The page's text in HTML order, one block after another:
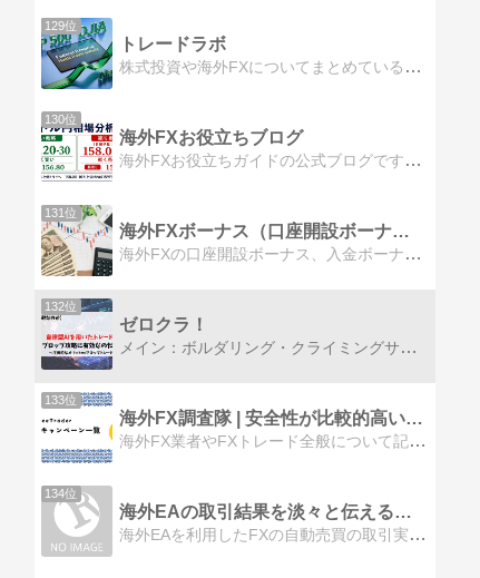
129位
トレードラボ
株式投資や海外FXについてまとめているブログです。投資やトレードの初心者から上級者の方まで、役に立つ情報を発信しています。本メディアでは、投資やトレードの始め方から具体的な銘柄選定〜トレード手法まで、詳しく解説しています。
130位
海外FXお役立ちブログ
海外FXお役立ちガイドの公式ブログです。海外FXお役立ちガイドのキャンペーンやFX会社に関する情報、マーケット情報など有益な情報を毎日更新してお届けします。
131位
海外FXボーナス（口座開設ボーナスと入金ボーナス）
海外FXの口座開設ボーナス、入金ボーナスをまとめているブログです。口座開設ボーナスとは、証拠金として利用できるボーナスです。
132位
ゼロクラ！
メイン：ボルダリング・クライミングサブ：FX・副業・投資などボルダリング人口を増やしていきたいという目的に沿って、ボルダリングをメインとしたブログです。加えてFXや副業、投資についても発信しています。
133位
海外FX調査隊 | 安全性が比較的高い海外FX業者を紹介！
海外FX業者やFXトレード全般について記事を書いています！出金拒否などの出金トラブル（悪質な規約違反・法律違反除く）を避けるため、比較的安全な海外FX業者に絞って解説していきます！
134位
海外EAの取引結果を淡々と伝えるブログ
海外EAを利用したFXの自動売買の取引実績をお伝えするブログです。